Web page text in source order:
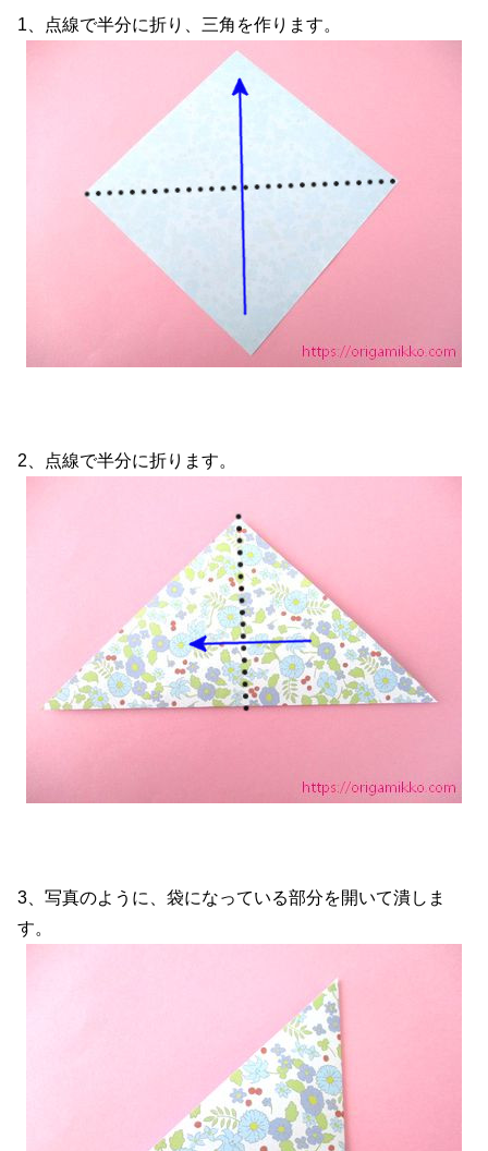
1、点線で半分に折り、三角を作ります。
2、点線で半分に折ります。
3、写真のように、袋になっている部分を開いて潰しま
す。